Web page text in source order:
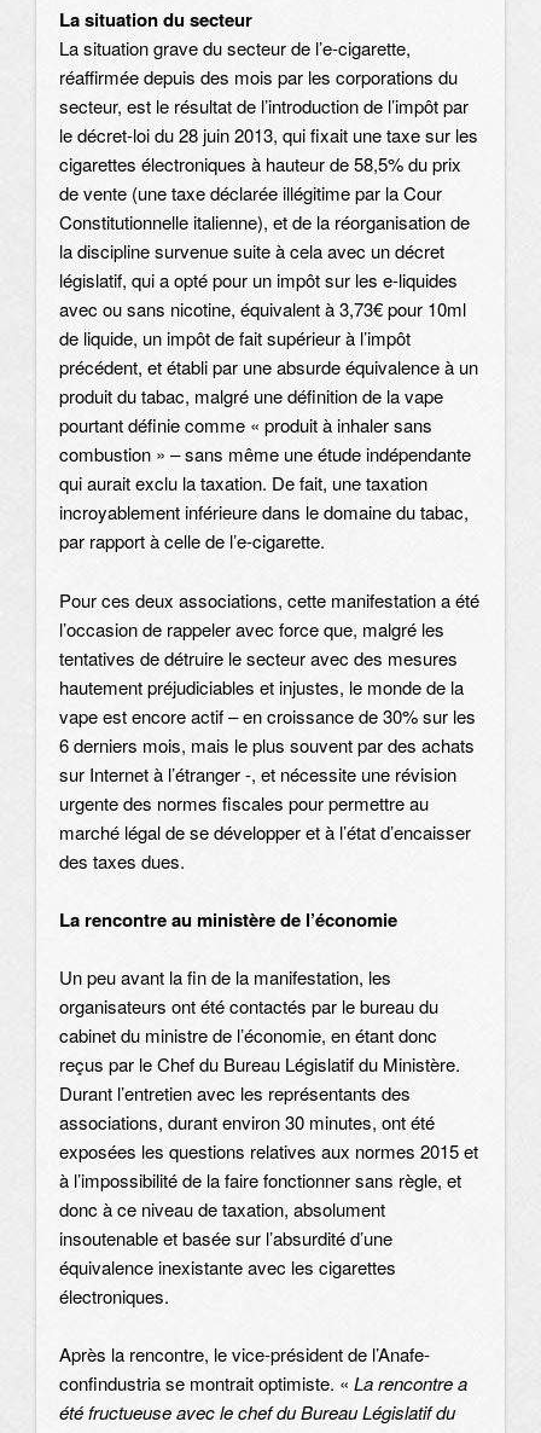
La situation du secteur
La situation grave du secteur de l’e-cigarette,
réaffirmée depuis des mois par les corporations du
secteur, est le résultat de l’introduction de l’impôt par
le décret-loi du 28 juin 2013, qui fixait une taxe sur les
cigarettes électroniques à hauteur de 58,5% du prix
de vente (une taxe déclarée illégitime par la Cour
Constitutionnelle italienne), et de la réorganisation de
la discipline survenue suite à cela avec un décret
législatif, qui a opté pour un impôt sur les e-liquides
avec ou sans nicotine, équivalent à 3,73€ pour 10ml
de liquide, un impôt de fait supérieur à l’impôt
précédent, et établi par une absurde équivalence à un
produit du tabac, malgré une définition de la vape
pourtant définie comme « produit à inhaler sans
combustion » – sans même une étude indépendante
qui aurait exclu la taxation. De fait, une taxation
incroyablement inférieure dans le domaine du tabac,
par rapport à celle de l’e-cigarette.
Pour ces deux associations, cette manifestation a été
l’occasion de rappeler avec force que, malgré les
tentatives de détruire le secteur avec des mesures
hautement préjudiciables et injustes, le monde de la
vape est encore actif – en croissance de 30% sur les
6 derniers mois, mais le plus souvent par des achats
sur Internet à l’étranger -, et nécessite une révision
urgente des normes fiscales pour permettre au
marché légal de se développer et à l’état d’encaisser
des taxes dues.
La rencontre au ministère de l’économie
Un peu avant la fin de la manifestation, les
organisateurs ont été contactés par le bureau du
cabinet du ministre de l’économie, en étant donc
reçus par le Chef du Bureau Législatif du Ministère.
Durant l’entretien avec les représentants des
associations, durant environ 30 minutes, ont été
exposées les questions relatives aux normes 2015 et
à l’impossibilité de la faire fonctionner sans règle, et
donc à ce niveau de taxation, absolument
insoutenable et basée sur l’absurdité d’une
équivalence inexistante avec les cigarettes
électroniques.
Après la rencontre, le vice-président de l’Anafe-
confindustria se montrait optimiste. « La rencontre a
été fructueuse avec le chef du Bureau Législatif du